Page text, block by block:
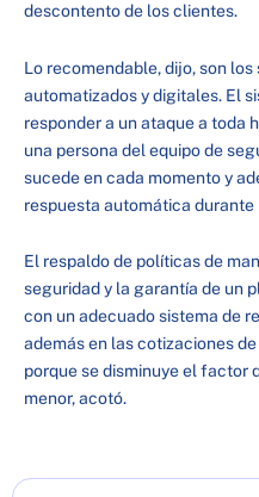
descontento de los clientes.
Lo recomendable, dijo, son
automatizados y digitales. El
responder a un ataque a toda
una persona del equipo de
sucede en cada momento y
respuesta automática
El respaldo de políticas de
seguridad y la garantía de un
con un adecuado sistema de
además en las cotizaciones
porque se disminuye el factor
menor, acotó.